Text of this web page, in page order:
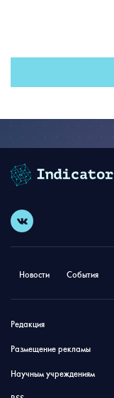
Новости События
Редакция
Размещение рекламы
Научным учреждениям